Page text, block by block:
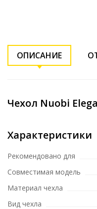
ОПИСАНИЕ
Чехол Nuobi
Характеристики
Рекомендовано для
Совместимая модель
Материал чехла
Вид чехла